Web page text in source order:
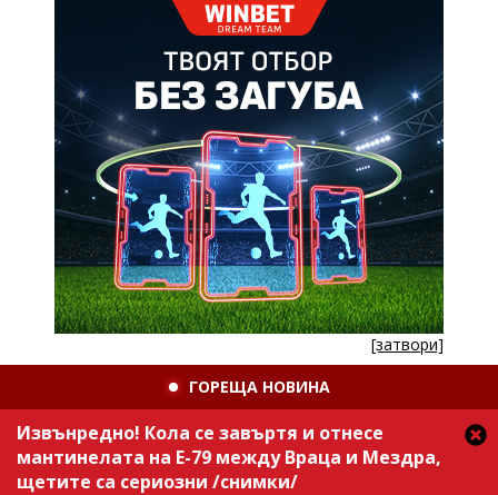
[затвори]
ГОРЕЩА НОВИНА
Извънредно! Кола се завъртя и отнесе
мантинелата на Е-79 между Враца и Мездра,
щетите са сериозни /снимки/